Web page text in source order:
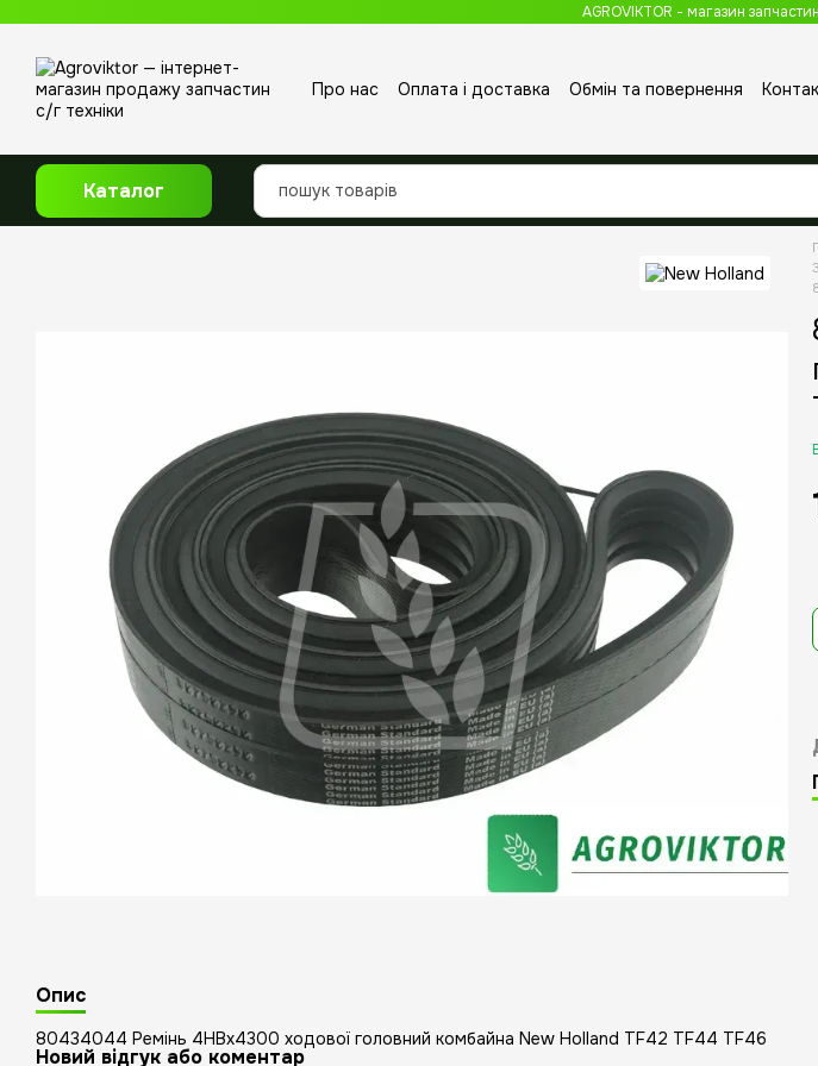
AGROVIKTOR - магазин
Про нас Оплата і доставка Обмін та повернення
Каталог
Опис
80434044 Ремінь 4HBx4300 ходової головний комбайна New Holland TF42 TF44 TF46
Новий відгук або коментар